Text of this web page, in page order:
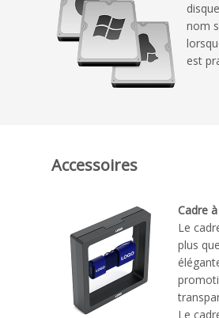
nom
est
Accessoires
Cadre
Le
plus
Le